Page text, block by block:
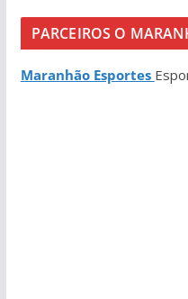
PARCEIROS O
Maranhão Esportes